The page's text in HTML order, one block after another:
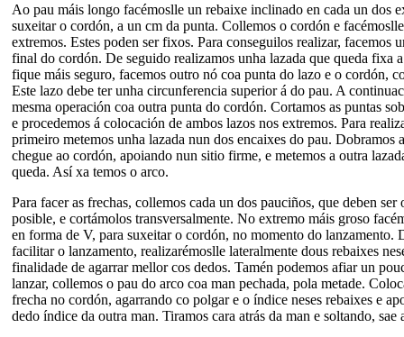
Ao pau máis longo facémoslle un rebaixe inclinado en cada un dos
suxeitar o cordón, a un cm da punta. Collemos o cordón e
extremos. Estes poden ser fixos. Para conseguilos realizar, facemos
final do cordón. De seguido realizamos unha lazada que queda fixa
fique máis seguro, facemos outro nó coa punta do lazo e o cordón,
Este lazo debe ter unha circunferencia superior á do pau. A
mesma operación coa outra punta do cordón. Cortamos as puntas
e procedemos á colocación de ambos lazos nos extremos. Para
primeiro metemos unha lazada nun dos encaixes do pau. Dobramos
chegue ao cordón, apoiando nun sitio firme, e metemos a outra
queda. Así xa temos o arco.
Para facer as frechas, collemos cada un dos pauciños, que deben ser
posible, e cortámolos transversalmente. No extremo máis groso
en forma de V, para suxeitar o cordón, no momento do lanzamento.
facilitar o lanzamento, realizarémoslle lateralmente dous rebaixes
finalidade de agarrar mellor cos dedos. Tamén podemos afiar un
lanzar, collemos o pau do arco coa man pechada, pola metade.
frecha no cordón, agarrando co polgar e o índice neses rebaixes e
dedo índice da outra man. Tiramos cara atrás da man e soltando, sae